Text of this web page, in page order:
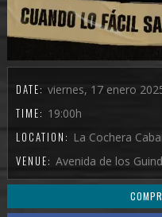
DATE: viernes, 17 enero
TIME: 19:00h
LOCATION: La Cochera
VENUE: Avenida de los